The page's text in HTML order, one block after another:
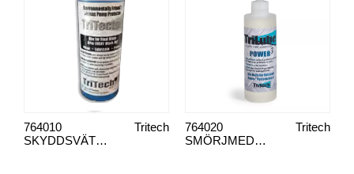
SKYDDSVÄTSKA TRITECTOR 0,95 L
Tritech
764010
SMÖRJMEDEL TRILUBE 236 ML
Tritech
764020